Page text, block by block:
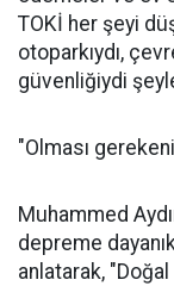
TOKİ her şeyi
otoparkıydı,
güvenliğiydi
"Olması
Muhammed
depreme
anlatarak, "Doğal